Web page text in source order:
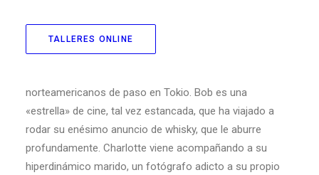
TALLERES ONLINE
Bob Harris, el Bill Murray de
chica del gángster, y Charlotte, la Scarlett Johansson de
norteamericanos de paso en Tokio. Bob es una
«estrella» de cine, tal vez estancada, que ha viajado a
rodar su enésimo anuncio de whisky, que le aburre
profundamente. Charlotte viene acompañando a su
hiperdinámico marido, un fotógrafo adicto a su propio